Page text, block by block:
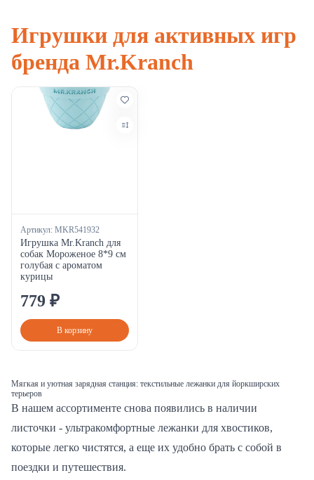
Игрушки для активных игр
бренда Mr.Kranch
Артикул: MKR541932
Игрушка Mr.Kranch для
собак Мороженое 8*9 см
голубая с ароматом
курицы
779 ₽
В корзину
Мягкая и уютная зарядная станция: текстильные лежанки для йоркширских
терьеров
В нашем ассортименте снова появились в наличии
листочки - ультракомфортные лежанки для хвостиков,
которые легко чистятся, а еще их удобно брать с собой в
поездки и путешествия.